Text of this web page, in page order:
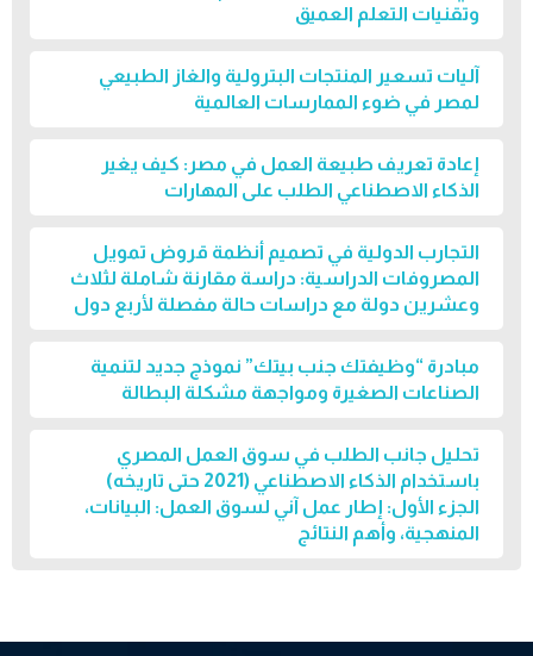
وتقنيات التعلم العميق
آليات تسعير المنتجات البترولية والغاز الطبيعي
لمصر في ضوء الممارسات العالمية
إعادة تعريف طبيعة العمل في مصر: كيف يغير
الذكاء الاصطناعي الطلب على المهارات
التجارب الدولية في تصميم أنظمة قروض تمويل
المصروفات الدراسية: دراسة مقارنة شاملة لثلاث
وعشرين دولة مع دراسات حالة مفصلة لأربع دول
مبادرة “وظيفتك جنب بيتك” نموذج جديد لتنمية
الصناعات الصغيرة ومواجهة مشكلة البطالة
تحليل جانب الطلب في سوق العمل المصري
باستخدام الذكاء الاصطناعي (2021 حتى تاريخه)
الجزء الأول: إطار عمل آني لسوق العمل: البيانات،
المنهجية، وأهم النتائج